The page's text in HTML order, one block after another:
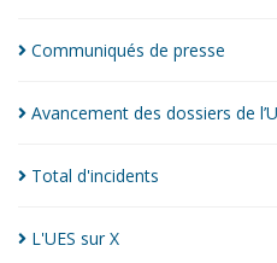
Communiqués de presse
Avancement des dossiers de
Total d'incidents
L'UES surX